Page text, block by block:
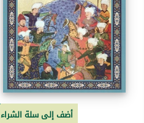
أضف إلى سلة الشراء